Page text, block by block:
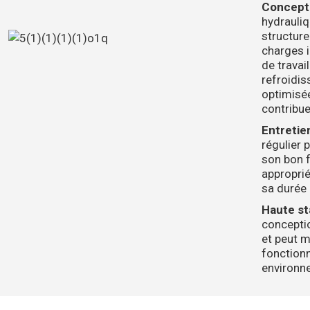
charges
de
régulier
son bon
sa durée
Haute
et peut